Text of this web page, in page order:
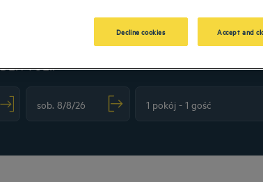
TULIP
Decline cookies Accept and